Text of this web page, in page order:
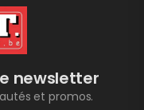
newsletter
et promos.